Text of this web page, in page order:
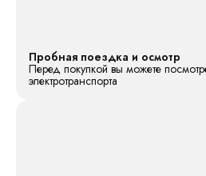
Пробная поездка и осмотр
Перед покупкой вы можете
электротранспорта